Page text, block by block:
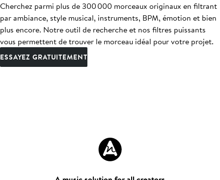
Cherchez parmi plus de 300 000 morceaux originaux en filtrant
par ambiance, style musical, instruments, BPM, émotion et bien
plus encore. Notre outil de recherche et nos filtres puissants
vous permettent de trouver le morceau idéal pour votre projet.
ESSAYEZ GRATUITEMENT